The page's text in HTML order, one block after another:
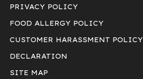
PRIVACY POLICY
FOOD ALLERGY POLICY
CUSTOMER HARASSMENT POLICY
DECLARATION
SITE MAP